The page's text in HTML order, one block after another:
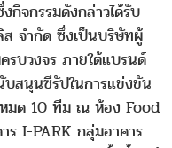
กิจกรรมดังกล่าวได้รับ
จำกัด ซึ่งเป็นบริษัทผู้
รบวงจร ภายใต้แบรนด์
สนุนซีรัปในการแข่งขัน
หมด 10 ทีม ณ ห้อง Food
I-PARK กลุ่มอาคาร